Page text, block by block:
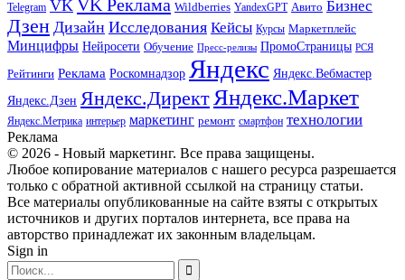
Telegram VK VK Реклама Wildberries YandexGPT Авито Бизнес
Дзен Дизайн Исследования Кейсы Курсы Маркетплейс
Минцифры Нейросети Обучение Пресс-релизы ПромоСтраницы РСЯ
Рейтинги Реклама Роскомнадзор Яндекс Яндекс.Вебмастер
Яндекс.Дзен Яндекс.ДиректЯндекс.Маркет
Яндекс.Метрика интерьер маркетинг ремонт смартфон технологии
Реклама
© 2026 - Новый маркетинг. Все права защищены.
Любое копирование материалов с нашего ресурса разрешается
только с обратной активной ссылкой на страницу статьи.
Все материалы опубликованные на сайте взяты с открытых
источников и других порталов интернета, все права на
авторство принадлежат их законным владельцам.
Sign in